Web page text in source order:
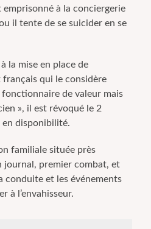
à la conciergerie
il tente de se suicider en se
la mise en place de
français qui le considère
de valeur mais
», il est révoqué le 2
en disponibilité.
familiale située près
journal, premier combat, et
conduite et les événements
à l’envahisseur.